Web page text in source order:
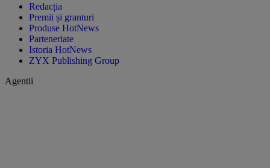
Redacția
Premii și granturi
Produse HotNews
Parteneriate
Istoria HotNews
ZYX Publishing Group
Agentii